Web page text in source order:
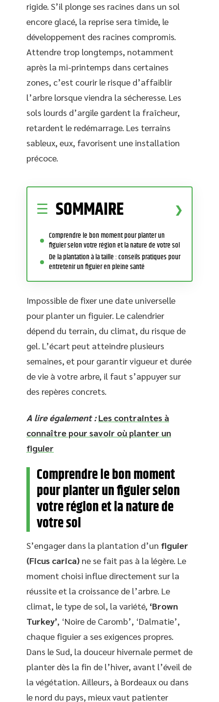
rigide. S’il plonge ses racines dans un sol
encore glacé, la reprise sera timide, le
développement des racines compromis.
Attendre trop longtemps, notamment
après la mi-printemps dans certaines
zones, c’est courir le risque d’affaiblir
l’arbre lorsque viendra la sécheresse. Les
sols lourds d’argile gardent la fraîcheur,
retardent le redémarrage. Les terrains
sableux, eux, favorisent une installation
précoce.
SOMMAIRE
Comprendre le bon moment pour planter un
figuier selon votre région et la nature de votre sol
De la plantation à la taille : conseils pratiques pour
entretenir un figuier en pleine santé
Impossible de fixer une date universelle
pour planter un figuier. Le calendrier
dépend du terrain, du climat, du risque de
gel. L’écart peut atteindre plusieurs
semaines, et pour garantir vigueur et durée
de vie à votre arbre, il faut s’appuyer sur
des repères concrets.
A lire également : Les contraintes à
connaître pour savoir où planter un
figuier
Comprendre le bon moment
pour planter un figuier selon
votre région et la nature de
votre sol
S’engager dans la plantation d’un figuier
(Ficus carica) ne se fait pas à la légère. Le
moment choisi influe directement sur la
réussite et la croissance de l’arbre. Le
climat, le type de sol, la variété, ‘Brown
Turkey’, ‘Noire de Caromb’, ‘Dalmatie’,
chaque figuier a ses exigences propres.
Dans le Sud, la douceur hivernale permet de
planter dès la fin de l’hiver, avant l’éveil de
la végétation. Ailleurs, à Bordeaux ou dans
le nord du pays, mieux vaut patienter